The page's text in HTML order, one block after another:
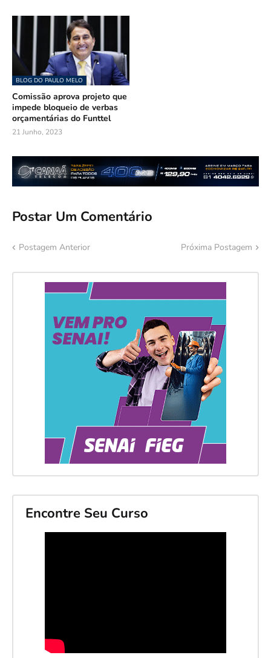
BLOG DO PAULO MELO
Comissão aprova projeto que
impede bloqueio de verbas
orçamentárias do Funttel
21 Junho, 2023
Postar Um Comentário
Postagem Anterior Próxima Postagem
Encontre Seu Curso